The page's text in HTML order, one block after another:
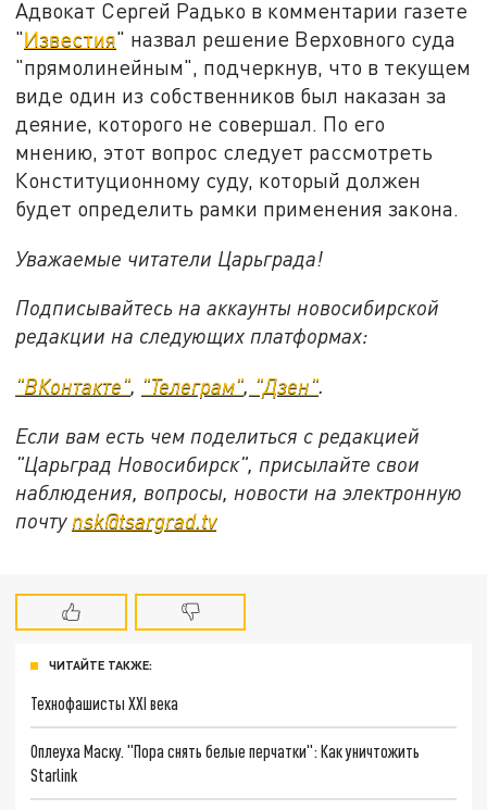
Адвокат Сергей Радько в комментарии газете
"Известия" назвал решение Верховного суда
"прямолинейным", подчеркнув, что в текущем
виде один из собственников был наказан за
деяние, которого не совершал. По его
мнению, этот вопрос следует рассмотреть
Конституционному суду, который должен
будет определить рамки применения закона.
Уважаемые читатели Царьграда!
Подписывайтесь на аккаунты новосибирской
редакции на следующих платформах:
"ВКонтакте", "Телеграм", "Дзен".
Если вам есть чем поделиться с редакцией
"Царьград Новосибирск", присылайте свои
наблюдения, вопросы, новости на электронную
почту nsk@tsargrad.tv
ЧИТАЙТЕ ТАКЖЕ:
Технофашисты XXI века
Оплеуха Маску. "Пора снять белые перчатки": Как уничтожить
Starlink